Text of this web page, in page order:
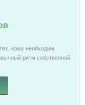
кому необходим
ритм собственной